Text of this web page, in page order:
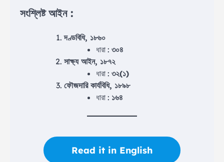
সংশ্লিষ্ট আইন:
দণ্ডবিধি, ১৮৬০
ধারা : ৩০৪
সাক্ষ্য আইন, ১৮৭২
ধারা : ৩২(১)
ফৌজদারি কার্যবিধি, ১৮৯৮
ধারা : ১৬৪
Read it in English